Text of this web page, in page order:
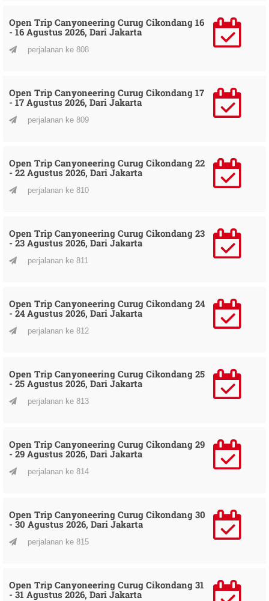
Open Trip Canyoneering Curug Cikondang 16
- 16 Agustus 2026, Dari Jakarta
perjalanan ke 808
Open Trip Canyoneering Curug Cikondang 17
- 17 Agustus 2026, Dari Jakarta
perjalanan ke 809
Open Trip Canyoneering Curug Cikondang 22
- 22 Agustus 2026, Dari Jakarta
perjalanan ke 810
Open Trip Canyoneering Curug Cikondang 23
- 23 Agustus 2026, Dari Jakarta
perjalanan ke 811
Open Trip Canyoneering Curug Cikondang 24
- 24 Agustus 2026, Dari Jakarta
perjalanan ke 812
Open Trip Canyoneering Curug Cikondang 25
- 25 Agustus 2026, Dari Jakarta
perjalanan ke 813
Open Trip Canyoneering Curug Cikondang 29
- 29 Agustus 2026, Dari Jakarta
perjalanan ke 814
Open Trip Canyoneering Curug Cikondang 30
- 30 Agustus 2026, Dari Jakarta
perjalanan ke 815
Open Trip Canyoneering Curug Cikondang 31
- 31 Agustus 2026, Dari Jakarta